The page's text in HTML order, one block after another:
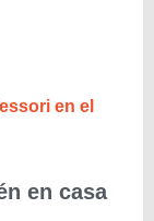
en el
en casa